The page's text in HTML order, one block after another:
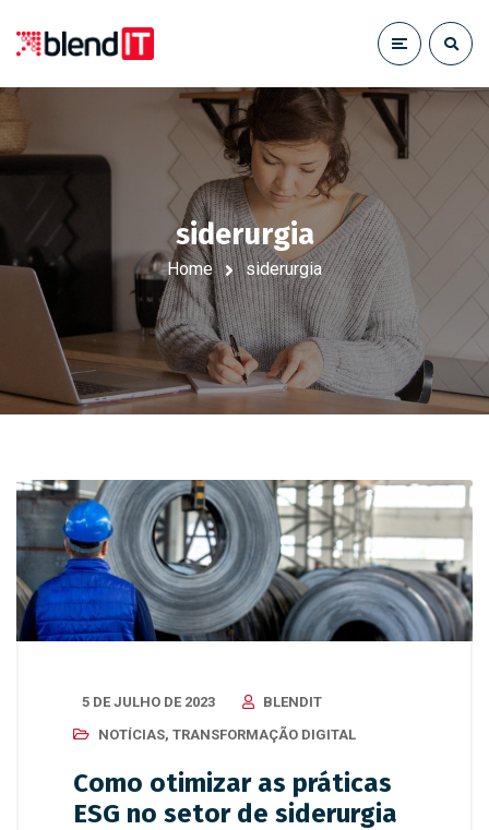
siderurgia
Home siderurgia
5 DE JULHO DE 2023
BLENDIT
NOTÍCIAS, TRANSFORMAÇÃO DIGITAL
Como otimizar as práticas
ESG no setor de siderurgia